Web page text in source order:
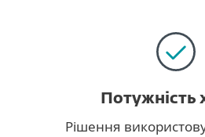
Потужність
Рішення